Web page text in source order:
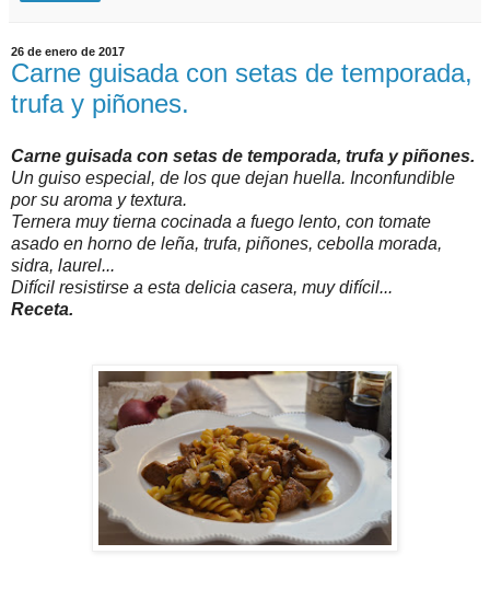
26 de enero de 2017
Carne guisada con setas de temporada,
trufa y piñones.
Carne guisada con setas de temporada, trufa y piñones.
Un guiso especial, de los que dejan huella. Inconfundible
por su aroma y textura.
Ternera muy tierna cocinada a fuego lento, con tomate
asado en horno de leña, trufa, piñones, cebolla morada,
sidra, laurel...
Difícil resistirse a esta delicia casera, muy difícil...
Receta.